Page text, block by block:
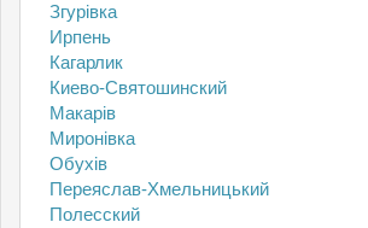
Згурівка
Ирпень
Кагарлик
Киево-Святошинский
Макарів
Миронівка
Обухів
Переяслав-Хмельницький
Полесский